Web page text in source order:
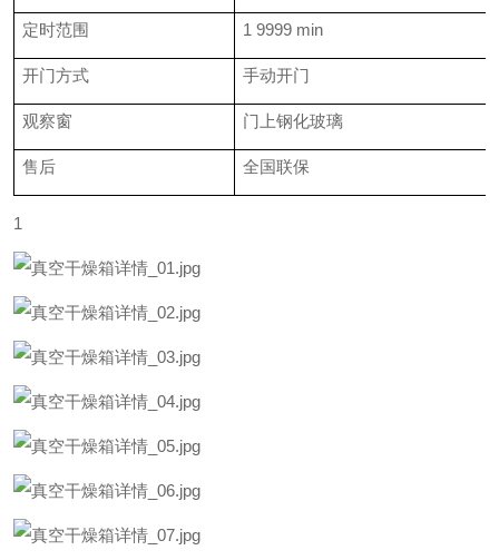
定时范围 1 9999 min
开门方式 手动开门
观察窗 门上钢化玻璃
售后 全国联保
1